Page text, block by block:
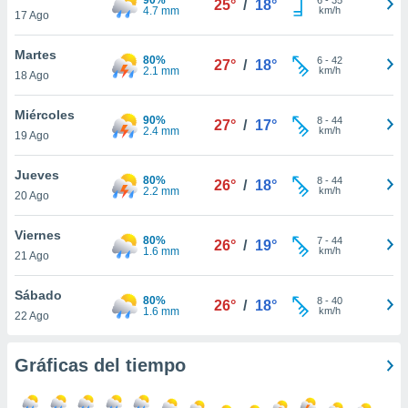
más
nuestra
y
de
disponible
cookies
aceptar
17 Ago
4.7 mm
25° / 18°
km/h
Martes
18 Ago
80%
2.1 mm
27° / 18° 6- 42
km/h
Miércoles
19 Ago
90%
2.4 mm
27° / 17° 8- 44
km/h
Jueves
20 Ago
80%
2.2 mm
26° / 18° 8- 44
km/h
Viernes
21 Ago
80%
1.6 mm
26° / 19° 7- 44
km/h
Sábado
22 Ago
80%
1.6 mm
26° / 18° 8- 40
km/h
Gráficas del tiempo